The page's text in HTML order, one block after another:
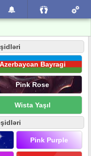
Azerbaycan Bayragi
Pink Rose
Wista Yaşıl
Pink Purple